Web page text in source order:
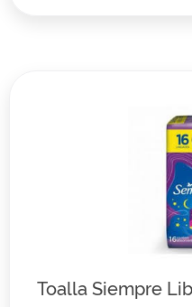
Toalla Siempre